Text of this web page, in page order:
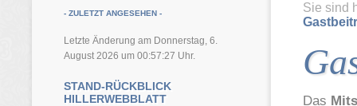
- ZULETZT ANGESEHEN -
Letzte Änderung am Donnerstag, 6.
August 2026 um 00:57:27 Uhr.
STAND-RÜCKBLICK
HILLERWEBBLATT
Sie sind
Das